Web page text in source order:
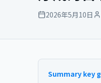
2026年5月10日
Summary key